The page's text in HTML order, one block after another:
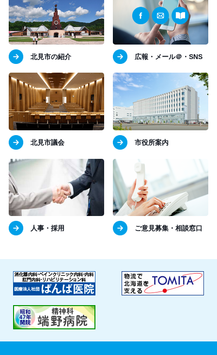
北見市の紹介 広報・メール＠・SNS
北見市議会 市役所案内
人事・採用 ご意見募集・相談窓口